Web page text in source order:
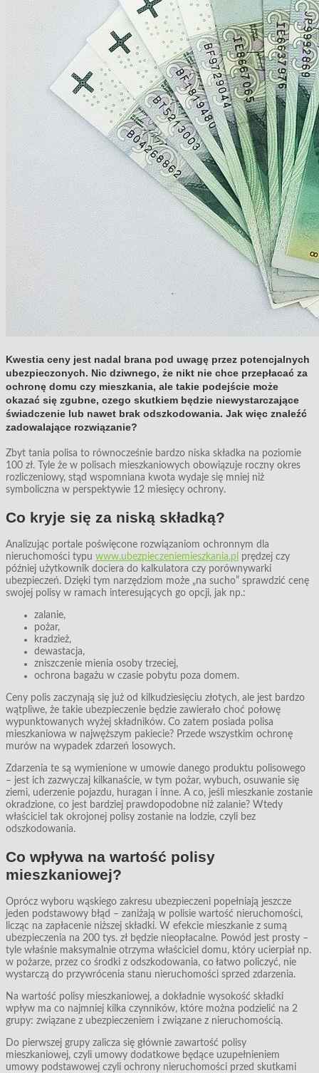
Kwestia ceny jest nadal brana pod uwagę przez potencjalnych
ubezpieczonych. Nic dziwnego, że nikt nie chce przepłacać za
ochronę domu czy mieszkania, ale takie podejście może
okazać się zgubne, czego skutkiem będzie niewystarczające
świadczenie lub nawet brak odszkodowania. Jak więc znaleźć
zadowalające rozwiązanie?
Zbyt tania polisa to równocześnie bardzo niska składka na poziomie
100 zł. Tyle że w polisach mieszkaniowych obowiązuje roczny okres
rozliczeniowy, stąd wspomniana kwota wydaje się mniej niż
symboliczna w perspektywie 12 miesięcy ochrony.
Co kryje się za niską składką?
Analizując portale poświęcone rozwiązaniom ochronnym dla
nieruchomości typu www.ubezpieczeniemieszkania.pl prędzej czy
później użytkownik dociera do kalkulatora czy porównywarki
ubezpieczeń. Dzięki tym narzędziom może „na sucho” sprawdzić cenę
swojej polisy w ramach interesujących go opcji, jak np.:
zalanie,
pożar,
kradzież,
dewastacja,
zniszczenie mienia osoby trzeciej,
ochrona bagażu w czasie pobytu poza domem.
Ceny polis zaczynają się już od kilkudziesięciu złotych, ale jest bardzo
wątpliwe, że takie ubezpieczenie będzie zawierało choć połowę
wypunktowanych wyżej składników. Co zatem posiada polisa
mieszkaniowa w najwęższym pakiecie? Przede wszystkim ochronę
murów na wypadek zdarzeń losowych.
Zdarzenia te są wymienione w umowie danego produktu polisowego
– jest ich zazwyczaj kilkanaście, w tym pożar, wybuch, osuwanie się
ziemi, uderzenie pojazdu, huragan i inne. A co, jeśli mieszkanie zostanie
okradzione, co jest bardziej prawdopodobne niż zalanie? Wtedy
właściciel tak okrojonej polisy zostanie na lodzie, czyli bez
odszkodowania.
Co wpływa na wartość polisy
mieszkaniowej?
Oprócz wyboru wąskiego zakresu ubezpieczeni popełniają jeszcze
jeden podstawowy błąd – zaniżają w polisie wartość nieruchomości,
licząc na zapłacenie niższej składki. W efekcie mieszkanie z sumą
ubezpieczenia na 200 tys. zł będzie nieopłacalne. Powód jest prosty –
tyle właśnie maksymalnie otrzyma właściciel domu, który ucierpiał np.
w pożarze, przez co środki z odszkodowania, co łatwo policzyć, nie
wystarczą do przywrócenia stanu nieruchomości sprzed zdarzenia.
Na wartość polisy mieszkaniowej, a dokładnie wysokość składki
wpływ ma co najmniej kilka czynników, które można podzielić na 2
grupy: związane z ubezpieczeniem i związane z nieruchomością.
Do pierwszej grupy zalicza się głównie zawartość polisy
mieszkaniowej, czyli umowy dodatkowe będące uzupełnieniem
umowy podstawowej czyli ochrony nieruchomości przed skutkami